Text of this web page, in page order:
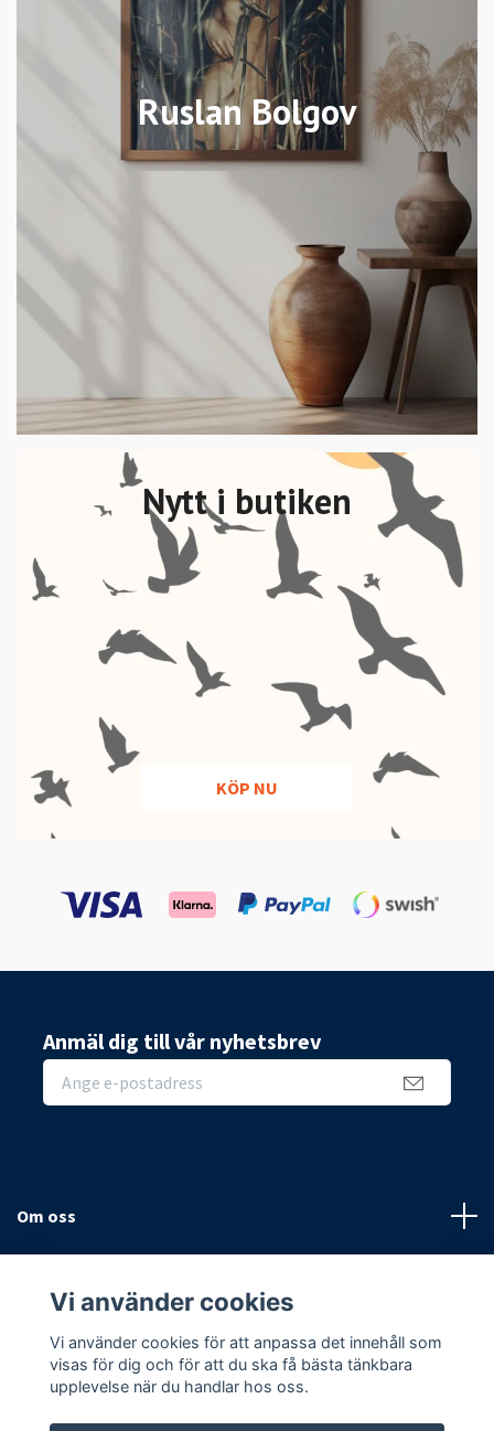
Ruslan Bolgov
Nytt i butiken
KÖP NU
Anmäl dig till vår nyhetsbrev
Om oss
Sociala medier
Vi använder cookies
Vi använder cookies för att anpassa det innehåll som
visas för dig och för att du ska få bästa tänkbara
upplevelse när du handlar hos oss.